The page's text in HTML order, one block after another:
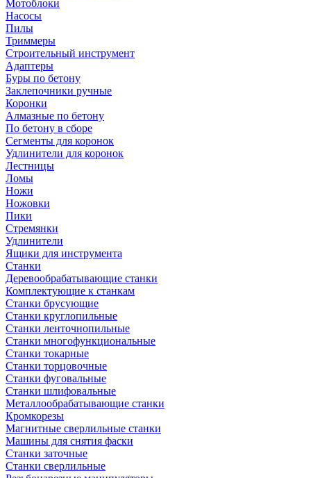
Мотоблоки
Насосы
Пилы
Триммеры
Строительный инструмент
Адаптеры
Буры по бетону
Заклепочники ручные
Коронки
Алмазные по бетону
По бетону в сборе
Сегменты для коронок
Удлинители для коронок
Лестницы
Ломы
Ножи
Ножовки
Пики
Стремянки
Удлинители
Ящики для инструмента
Станки
Деревообрабатывающие станки
Комплектующие к станкам
Станки брусующие
Станки круглопильные
Станки ленточнопильные
Станки многофункциональные
Станки токарные
Станки торцовочные
Станки фуговальные
Станки шлифовальные
Металлообрабатывающие станки
Кромкорезы
Магнитные сверлильные станки
Машины для снятия фаски
Станки заточные
Станки сверлильные